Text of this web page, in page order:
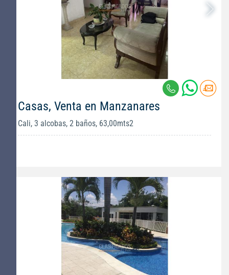
Casas, Venta en Manzanares
Cali, 3 alcobas, 2 baños, 63,00mts2